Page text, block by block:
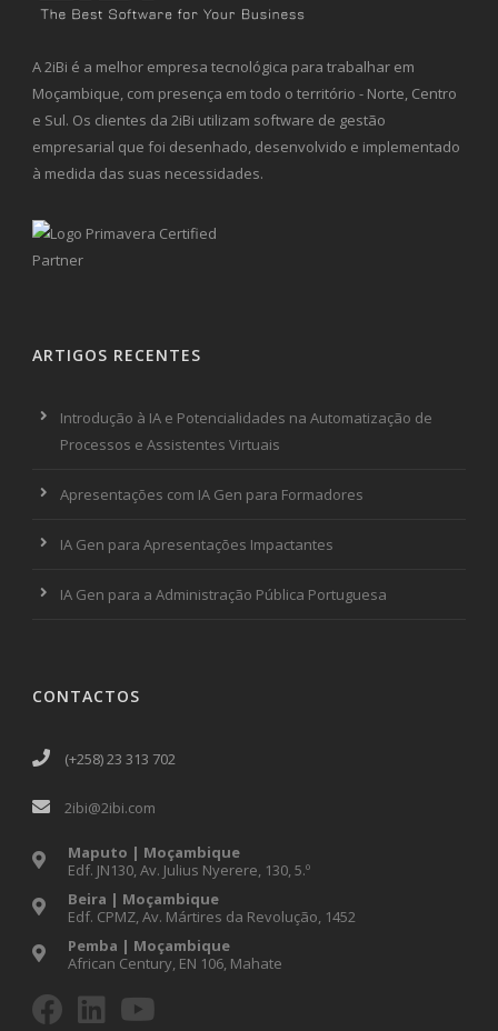
A 2iBi é a melhor empresa tecnológica para trabalhar em
Moçambique, com presença em todo o território - Norte, Centro
e Sul. Os clientes da 2iBi utilizam software de gestão
empresarial que foi desenhado, desenvolvido e implementado
à medida das suas necessidades.
ARTIGOS RECENTES
Introdução à IA e Potencialidades na Automatização de
Processos e Assistentes Virtuais
Apresentações com IA Gen para Formadores
IA Gen para Apresentações Impactantes
IA Gen para a Administração Pública Portuguesa
CONTACTOS
(+258) 23 313 702
2ibi@2ibi.com
Maputo | Moçambique
Edf. JN130, Av. Julius Nyerere, 130, 5.º
Beira | Moçambique
Edf. CPMZ, Av. Mártires da Revolução, 1452
Pemba | Moçambique
African Century, EN 106, Mahate